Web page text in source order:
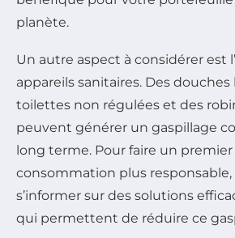
planète.
Un autre aspect à considérer est
appareils sanitaires. Des douches
toilettes non régulées et des
peuvent générer un gaspillage
long terme. Pour faire un premier
consommation plus
s’informer sur des solutions
qui permettent de réduire ce